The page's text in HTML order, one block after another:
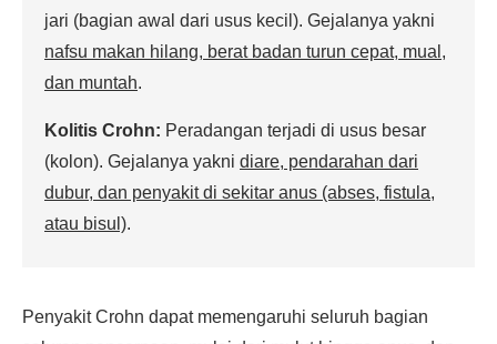
jari (bagian awal dari usus kecil). Gejalanya yakni
nafsu makan hilang, berat badan turun cepat, mual,
dan muntah.
Kolitis Crohn: Peradangan terjadi di usus besar
(kolon). Gejalanya yakni diare, pendarahan dari
dubur, dan penyakit di sekitar anus (abses, fistula,
atau bisul).
Penyakit Crohn dapat memengaruhi seluruh bagian